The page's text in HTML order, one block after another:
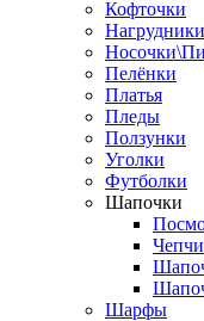
Кофточки
Нагрудники
Пелёнки
Платья
Пледы
Ползунки
Уголки
Футболки
Шапочки
Шарфы